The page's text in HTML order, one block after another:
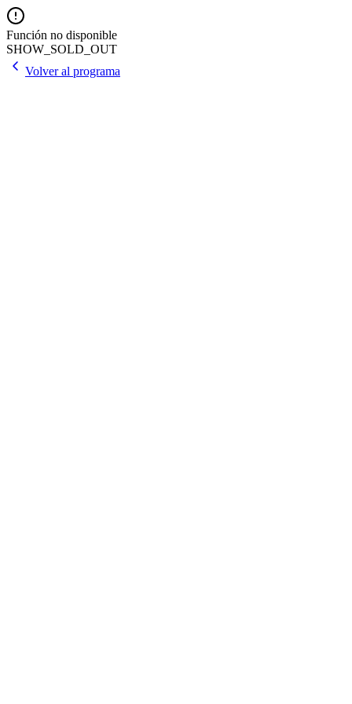
Función no disponible
SHOW_SOLD_OUT
Volver al programa